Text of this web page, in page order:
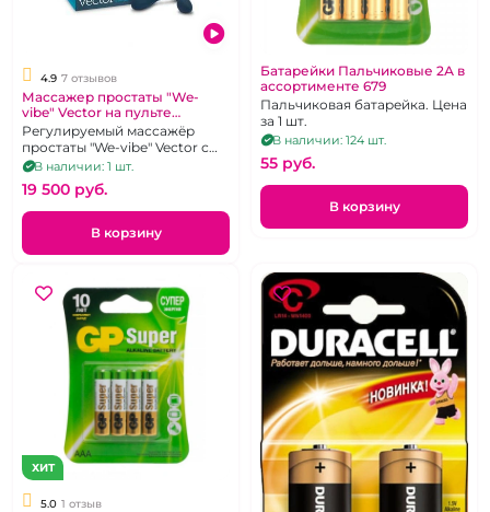
4.9 7 отзывов
Массажер простаты "We-
vibe" Vector на пульте
управления
Регулируемый массажёр
простаты "We-vibe" Vector с
дистанционным управлением
тёмно-серого цвета
В наличии: 1 шт.
19 500 pуб.
В корзину
Батарейки Пальчиковые 2А в
ассортименте 679
Пальчиковая батарейка. Цена
за 1 шт.
В наличии: 124 шт.
55 pуб.
В корзину
ХИТ
5.0 1 отзыв